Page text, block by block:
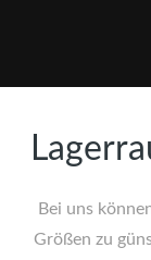
Bei uns
Größen zu